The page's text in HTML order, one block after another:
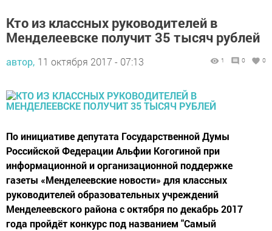
Кто из классных руководителей в
Менделеевске получит 35 тысяч рублей
автор, 11 октября 2017 - 07:13 1 0 0
По инициативе депутата Государственной Думы
Российской Федерации Альфии Когогиной при
информационной и организационной поддержке
газеты «Менделеевские новости» для классных
руководителей образовательных учреждений
Менделеевского района с октября по декабрь 2017
года пройдёт конкурс под названием "Самый